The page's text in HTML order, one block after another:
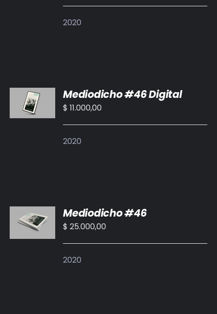
2020
AL
CARRITO
/
Mediodicho #46 Digital
$ 11.000,00
2020
AL
CARRITO
/
Mediodicho #46
$ 25.000,00
2020